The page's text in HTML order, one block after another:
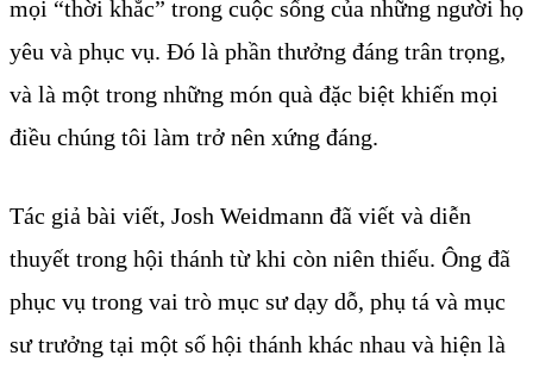
mọi “thời khắc” trong cuộc sống của những người họ
yêu và phục vụ. Đó là phần thưởng đáng trân trọng,
và là một trong những món quà đặc biệt khiến mọi
điều chúng tôi làm trở nên xứng đáng.
Tác giả bài viết, Josh Weidmann đã viết và diễn
thuyết trong hội thánh từ khi còn niên thiếu. Ông đã
phục vụ trong vai trò mục sư dạy dỗ, phụ tá và mục
sư trưởng tại một số hội thánh khác nhau và hiện là